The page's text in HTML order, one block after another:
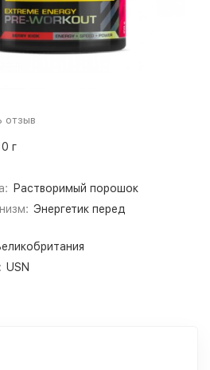
отзыв
г
Растворимый порошок
Энергетик перед
USN